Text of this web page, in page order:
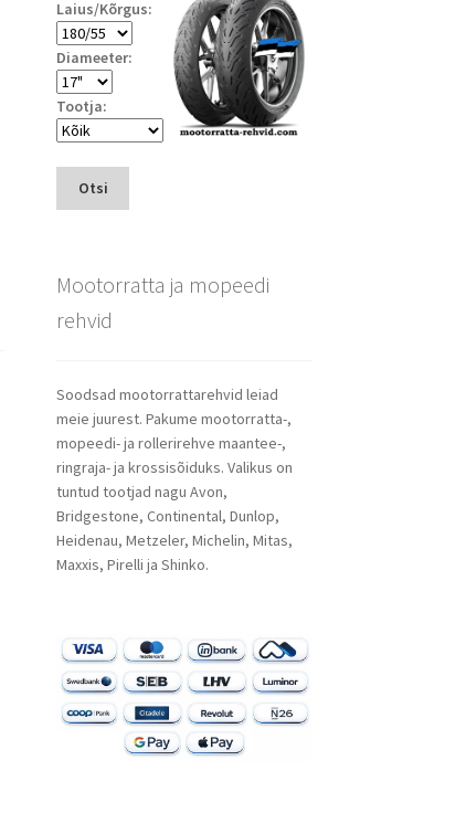
Laius/Kõrgus:
Diameeter:
Tootja:
Otsi
Mootorratta ja mopeedi
rehvid
Soodsad mootorrattarehvid leiad
meie juurest. Pakume mootorratta-,
mopeedi- ja rollerirehve maantee-,
ringraja- ja krossisõiduks. Valikus on
tuntud tootjad nagu Avon,
Bridgestone, Continental, Dunlop,
Heidenau, Metzeler, Michelin, Mitas,
Maxxis, Pirelli ja Shinko.